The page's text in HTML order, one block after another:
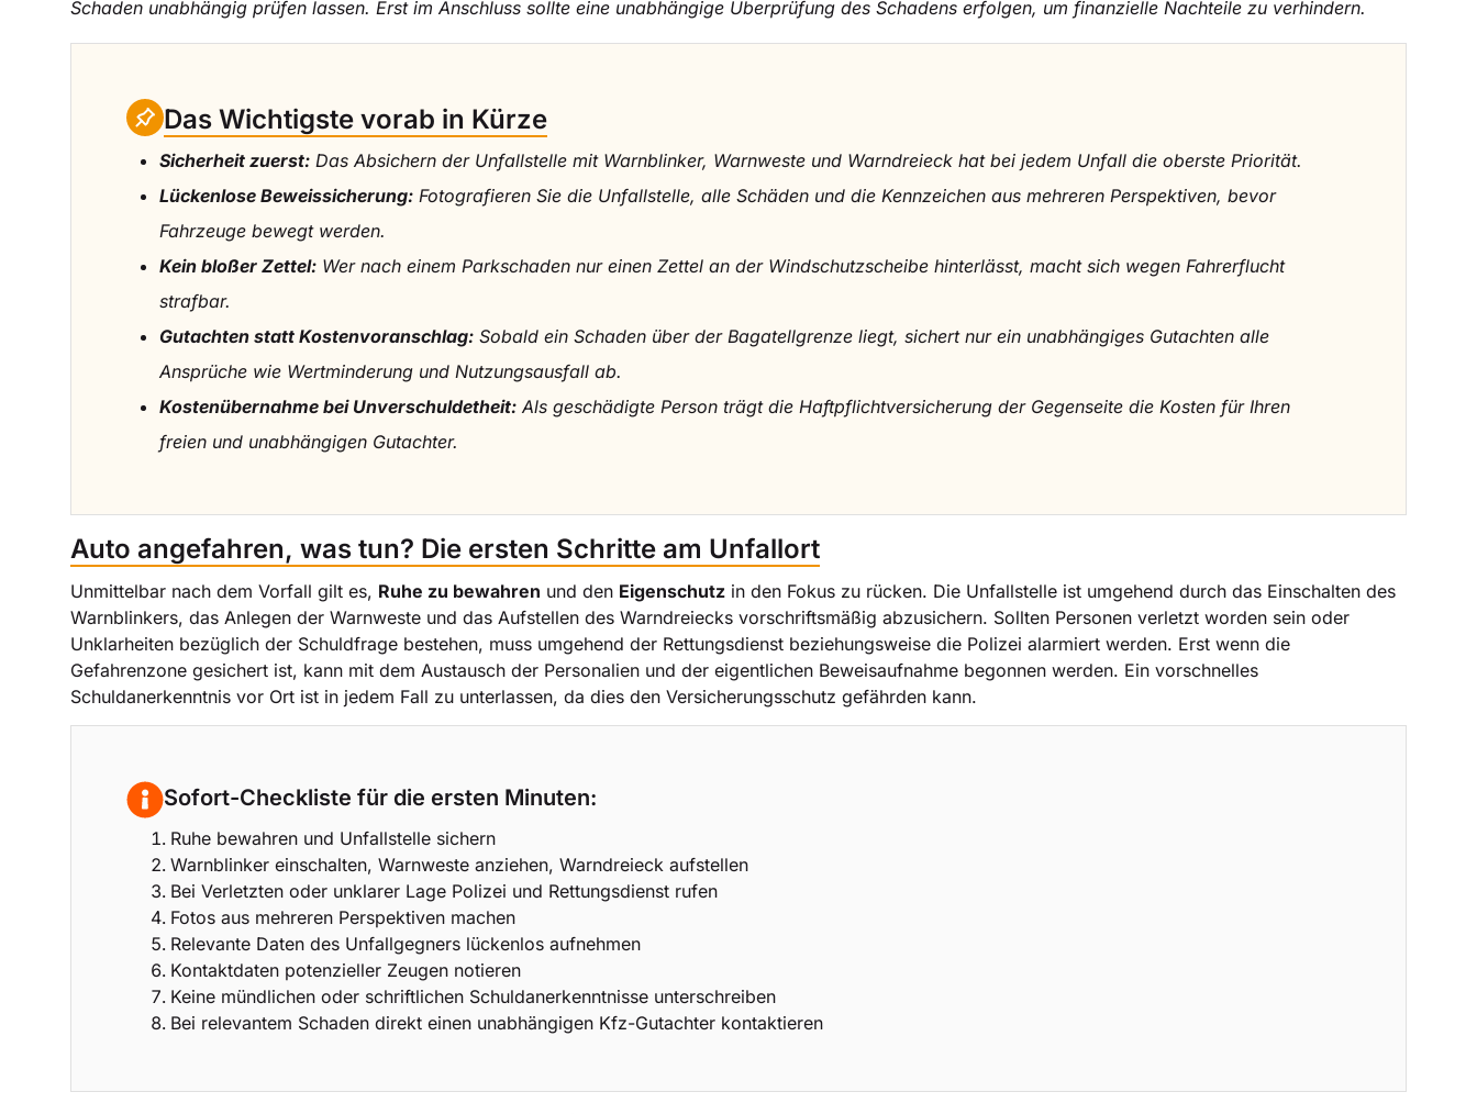
Schaden unabhängig prüfen lassen. Erst im Anschluss sollte eine unabhängige Überprüfung des Schadens erfolgen, um finanzielle Nachteile zu verhindern.
Das Wichtigste vorab in Kürze
Sicherheit zuerst: Das Absichern der Unfallstelle mit Warnblinker, Warnweste und Warndreieck hat bei jedem Unfall die oberste Priorität.
Lückenlose Beweissicherung: Fotografieren Sie die Unfallstelle, alle Schäden und die Kennzeichen aus mehreren Perspektiven, bevor
Fahrzeuge bewegt werden.
Kein bloßer Zettel: Wer nach einem Parkschaden nur einen Zettel an der Windschutzscheibe hinterlässt, macht sich wegen Fahrerflucht
strafbar.
Gutachten statt Kostenvoranschlag: Sobald ein Schaden über der Bagatellgrenze liegt, sichert nur ein unabhängiges Gutachten alle
Ansprüche wie Wertminderung und Nutzungsausfall ab.
Kostenübernahme bei Unverschuldetheit: Als geschädigte Person trägt die Haftpflichtversicherung der Gegenseite die Kosten für Ihren
freien und unabhängigen Gutachter.
Auto angefahren, was tun? Die ersten Schritte am Unfallort
Unmittelbar nach dem Vorfall gilt es, Ruhe zu bewahren und den Eigenschutz in den Fokus zu rücken. Die Unfallstelle ist umgehend durch das Einschalten des
Warnblinkers, das Anlegen der Warnweste und das Aufstellen des Warndreiecks vorschriftsmäßig abzusichern. Sollten Personen verletzt worden sein oder
Unklarheiten bezüglich der Schuldfrage bestehen, muss umgehend der Rettungsdienst beziehungsweise die Polizei alarmiert werden. Erst wenn die
Gefahrenzone gesichert ist, kann mit dem Austausch der Personalien und der eigentlichen Beweisaufnahme begonnen werden. Ein vorschnelles
Schuldanerkenntnis vor Ort ist in jedem Fall zu unterlassen, da dies den Versicherungsschutz gefährden kann.
Sofort-Checkliste für die ersten Minuten:
Ruhe bewahren und Unfallstelle sichern
Warnblinker einschalten, Warnweste anziehen, Warndreieck aufstellen
Bei Verletzten oder unklarer Lage Polizei und Rettungsdienst rufen
Fotos aus mehreren Perspektiven machen
Relevante Daten des Unfallgegners lückenlos aufnehmen
Kontaktdaten potenzieller Zeugen notieren
Keine mündlichen oder schriftlichen Schuldanerkenntnisse unterschreiben
Bei relevantem Schaden direkt einen unabhängigen Kfz-Gutachter kontaktieren